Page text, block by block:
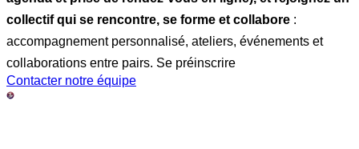
collectif qui se rencontre, se forme et collabore :
accompagnement personnalisé, ateliers, événements et
collaborations entre pairs. Se préinscrire
Contacter notre équipe